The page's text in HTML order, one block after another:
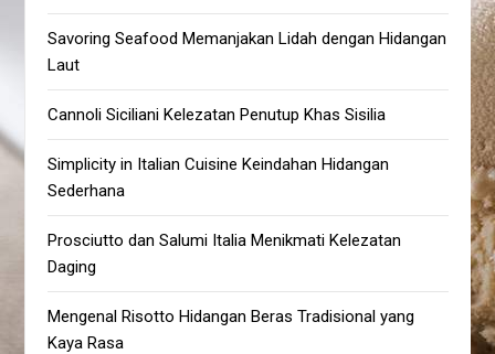
Savoring Seafood Memanjakan Lidah dengan Hidangan
Laut
Cannoli Siciliani Kelezatan Penutup Khas Sisilia
Simplicity in Italian Cuisine Keindahan Hidangan
Sederhana
Prosciutto dan Salumi Italia Menikmati Kelezatan
Daging
Mengenal Risotto Hidangan Beras Tradisional yang
Kaya Rasa